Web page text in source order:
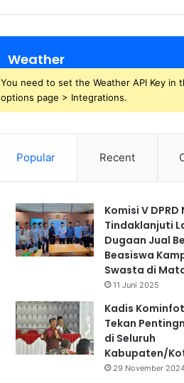
Weather
You need to set the Weather API Key in
options page > Integrations.
Popular Recent
Komisi V DPRD
Tindaklanjuti
Dugaan Jual
Beasiswa
Swasta di
11 Juni 2025
Kadis
Tekan
di Seluruh
Kabupaten/
29 November